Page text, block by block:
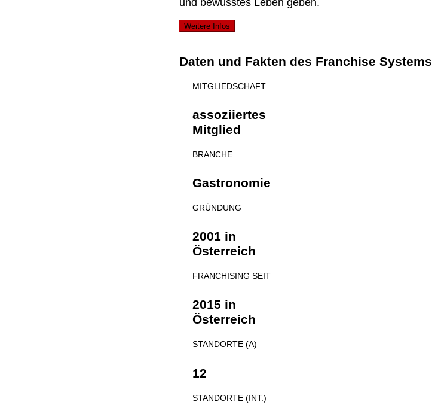
Weitere Infos
Daten und Fakten des Franchise Systems
MITGLIEDSCHAFT
assoziiertes
Mitglied
BRANCHE
Gastronomie
GRÜNDUNG
2001 in
Österreich
FRANCHISING SEIT
2015 in
Österreich
STANDORTE (A)
12
STANDORTE (INT.)